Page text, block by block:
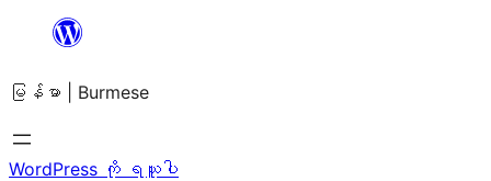
အကြောင်းအရာ
ကျော်သွား
ရန်
မြန်မာ | Burmese
WordPress ကို ရယူပါ